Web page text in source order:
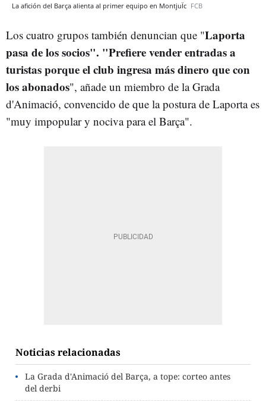
La afición del Barça alienta al primer equipo en MontjuÏc FCB
Los cuatro grupos también denuncian que "Laporta
pasa de los socios". "Prefiere vender entradas a
turistas porque el club ingresa más dinero que con
los abonados", añade un miembro de la Grada
d'Animació, convencido de que la postura de Laporta es
"muy impopular y nociva para el Barça".
Noticias relacionadas
La Grada d'Animació del Barça, a tope: corteo antes
del derbi